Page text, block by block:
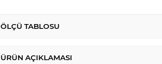
ÖLÇÜ TABLOSU
ÜRÜN AÇIKLAMASI